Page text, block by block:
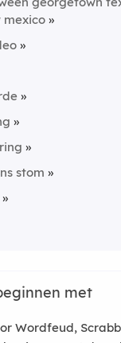
mexico
stom
met
Wordfeud,